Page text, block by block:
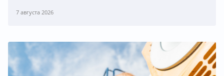
7 августа 2026